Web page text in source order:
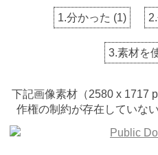
1.分かった (1)
3.素材を
下記画像素材（2580 x 1717
作権の制約が存在していな